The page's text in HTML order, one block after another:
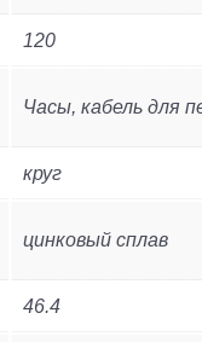
120
Часы, кабель для
круг
цинковый сплав
46.4